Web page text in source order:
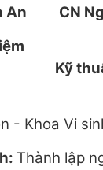
An
CN
Kỹ
- Khoa Vi
Thành lập